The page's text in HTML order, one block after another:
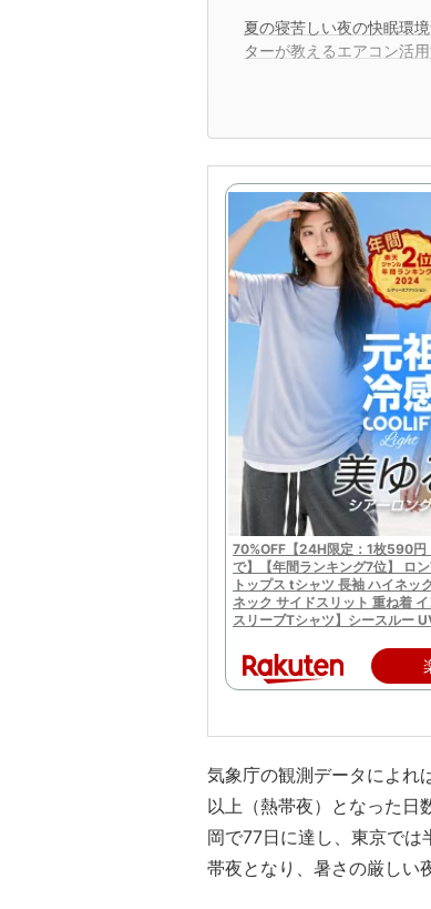
夏の寝苦しい夜の快眠環
ターが教えるエアコン活
70%OFF【24H限定：1枚590円
で】【年間ランキング7位】 ロ
トップス tシャツ 長袖 ハイネッ
ネック サイドスリット 重ね着
スリーブTシャツ】シースルー
気象庁の観測データによ
以上（熱帯夜）となった
岡で77日に達し、東京で
帯夜となり、暑さの厳しい